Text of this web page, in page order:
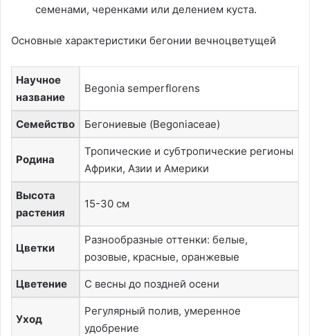
семенами, черенками или делением куста.
Основные характеристики бегонии вечноцветущей
Научное
название
Begonia semperflorens
Семейство Бегониевые (Begoniaceae)
Родина
Тропические и субтропические регионы
Африки, Азии и Америки
Высота
растения
15-30 см
Цветки
Разнообразные оттенки: белые,
розовые, красные, оранжевые
Цветение С весны до поздней осени
Уход
Регулярный полив, умеренное
удобрение